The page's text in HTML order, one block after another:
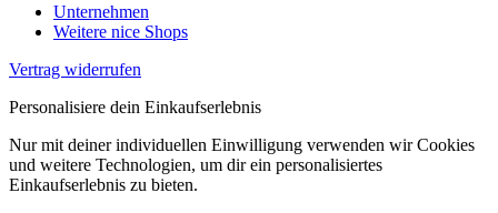
Unternehmen
Weitere nice Shops
Vertrag widerrufen
Personalisiere dein Einkaufserlebnis
Nur mit deiner individuellen Einwilligung verwenden wir Cookies
und weitere Technologien, um dir ein personalisiertes
Einkaufserlebnis zu bieten.